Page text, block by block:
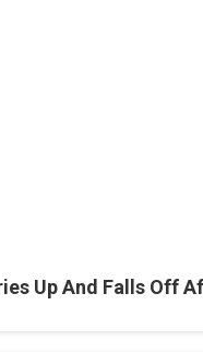
Up And Falls Off